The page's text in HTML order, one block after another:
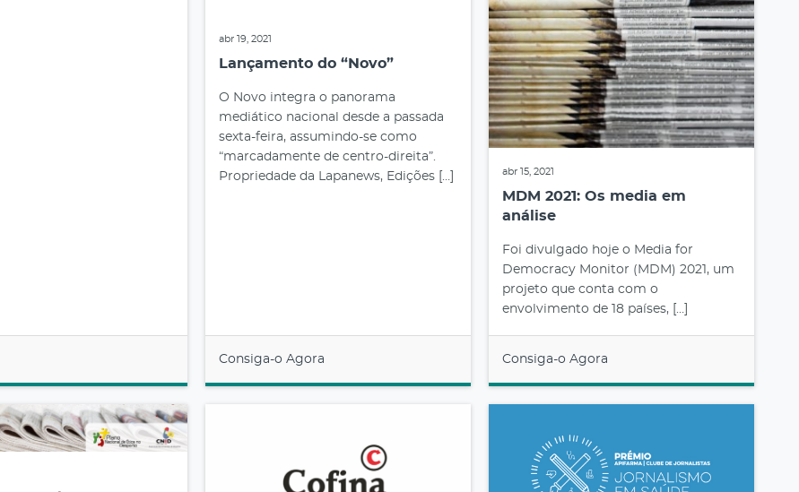
abr 19, 2021
Lançamento do “Novo”
O Novo integra o panorama
mediático nacional desde a passada
sexta-feira, assumindo-se como
“marcadamente de centro-direita”.
Propriedade da Lapanews, Edições […]
Consiga-o Agora
abr 15, 2021
MDM 2021: Os media em
análise
Foi divulgado hoje o Media for
Democracy Monitor (MDM) 2021, um
projeto que conta com o
envolvimento de 18 países, […]
Consiga-o Agora